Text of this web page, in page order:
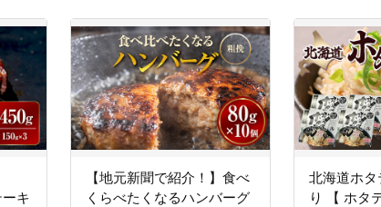
キ
【地元新聞で紹介！】食べ
くらべたくなるハンバーグ
北海道ホ
り 【 ホタ